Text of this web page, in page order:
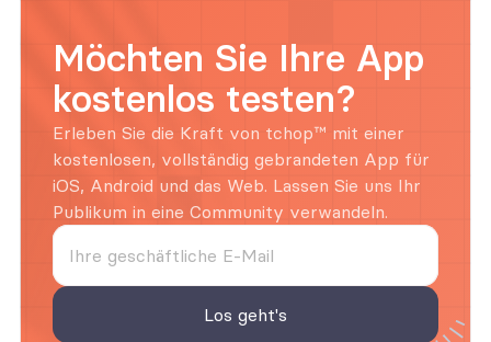
Möchten Sie Ihre App
kostenlos testen?
Erleben Sie die Kraft von tchop™ mit einer
kostenlosen, vollständig gebrandeten App für
iOS, Android und das Web. Lassen Sie uns Ihr
Publikum in eine Community verwandeln.